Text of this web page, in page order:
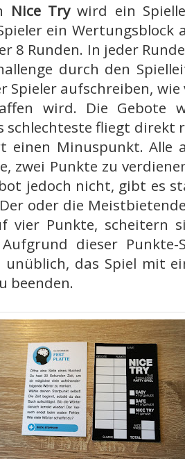
Nice Trywird ein
ein Wertungsblock
8 Runden. In jeder
durch den
Spieler aufschreiben,
wird. Die Gebote
schlechteste fliegt direkt
einen Minuspunkt. Alle
zwei Punkte zu
jedoch nicht, gibt es
oder die
vier Punkte, scheitern
dieser
das Spiel mit
beenden.